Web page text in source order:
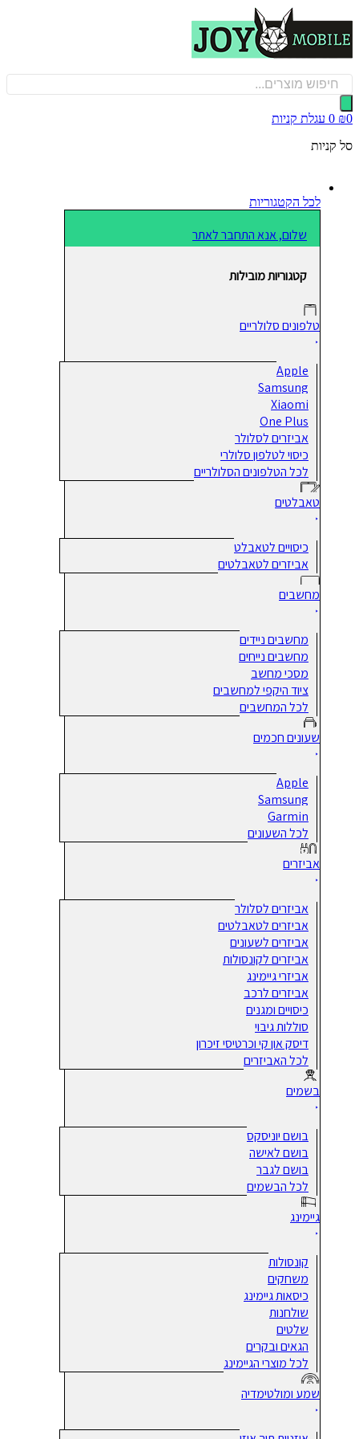
0 עגלת קניות
לכל הקטגוריות
שלום, אנא התחבר לאתר
קטגוריות מובילות
טלפונים סלולריים
Apple
Samsung
Xiaomi
One Plus
אביזרים לסלולר
כיסוי לטלפון סלולרי
לכל הטלפונים הסלולריים
טאבלטים
כיסויים לטאבלט
אביזרים לטאבלטים
מחשבים
מחשבים ניידים
מחשבים נייחים
מסכי מחשב
ציוד היקפי למחשבים
לכל המחשבים
שעונים חכמים
Apple
Samsung
Garmin
לכל השעונים
אביזרים
אביזרים לסלולר
אביזרים לטאבלטים
אביזרים לשעונים
אביזרים לקונסולות
אביזרי גיימינג
אביזרים לרכב
כיסויים ומגנים
סוללות גיבוי
דיסק און קי וכרטיסי זיכרון
לכל האביזרים
בשמים
בושם יוניסקס
בושם לאישה
בושם לגבר
לכל הבשמים
גיימינג
קונסולות
משחקים
כיסאות גיימינג
שולחנות
שלטים
הגאים ובקרים
לכל מוצרי הגיימינג
שמע ומולטימדיה